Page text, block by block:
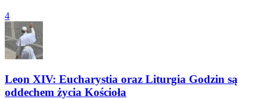
4
Leon XIV: Eucharystia oraz Liturgia Godzin są
oddechem życia Kościoła